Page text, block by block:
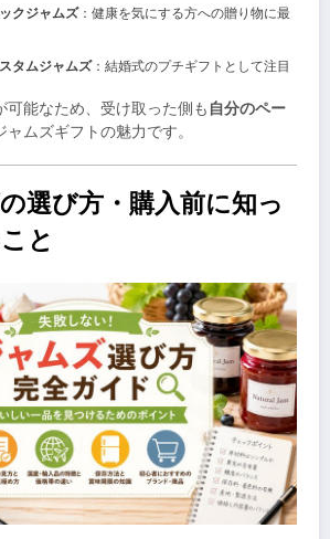
クジャムズ：健康を気にする方への贈り物に最
タムジャムズ：結婚式のプチギフトとして注目
可能なため、受け取った側も 自分のペー
ャムズギフトの魅力です。
選び方・購入前に知っ
と